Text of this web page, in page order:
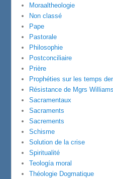
Moraaltheologie
Non classé
Pape
Pastorale
Philosophie
Postconciliaire
Prière
Prophéties sur les temps
Résistance de Mgrs
Sacramentaux
Sacraments
Sacrements
Schisme
Solution de la crise
Spiritualité
Teología moral
Théologie Dogmatique